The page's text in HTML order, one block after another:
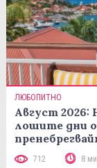
ЛЮБОПИТНО
Август 2026:
лошите дни
712 8